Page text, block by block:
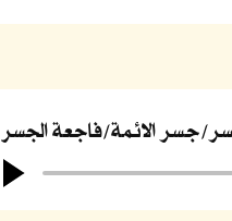
جسر الائمة/فاجعة الجسر